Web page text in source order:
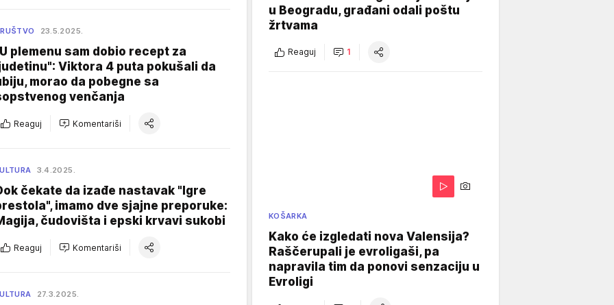
23.5.2025.
plemenu sam dobio recept za
Viktora 4 puta pokušali da
morao da pobegne sa
venčanja
Reaguj Komentariši
3.4.2025.
čekate da izađe nastavak "Igre
imamo dve sjajne preporuke:
čudovišta i epski krvavi sukobi
Reaguj Komentariši
27.3.2025.
u Beogradu, građani odali poštu
žrtvama
Reaguj 1
KOŠARKA
Kako će izgledati nova Valensija?
Raščerupali je evroligaši, pa
napravila tim da ponovi senzaciju u
Evroligi